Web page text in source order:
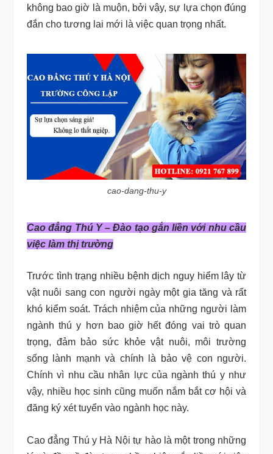
không bao giờ là muộn, bởi vậy, sự lựa chọn đúng
đắn cho tương lai mới là việc quan trọng nhất.
cao-dang-thu-y
Cao đẳng Thú Y – Đào tạo gắn liền với nhu cầu
việc làm thị trường
Trước tình trạng nhiều bệnh dịch nguy hiểm lây từ
vật nuôi sang con người ngày một gia tăng và rất
khó kiểm soát. Trách nhiệm của những người làm
ngành thú y hơn bao giờ hết đóng vai trò quan
trọng, đảm bảo sức khỏe vật nuôi, môi trường
sống lành mạnh và chính là bảo vệ con người.
Chính vì nhu cầu nhân lực của ngành thú y như
vậy, nhiều học sinh cũng muốn nắm bắt cơ hội và
đăng ký xét tuyển vào ngành học này.
Cao đẳng Thú y Hà Nội tự hào là một trong những